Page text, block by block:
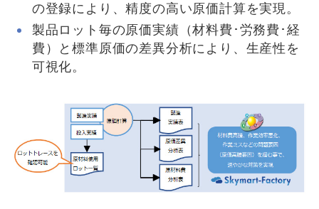
の登録により、精度の高い原価計算を実現。
製品ロット毎の原価実績（材料費･労務費･経
費）と標準原価の差異分析により、生産性を
可視化。